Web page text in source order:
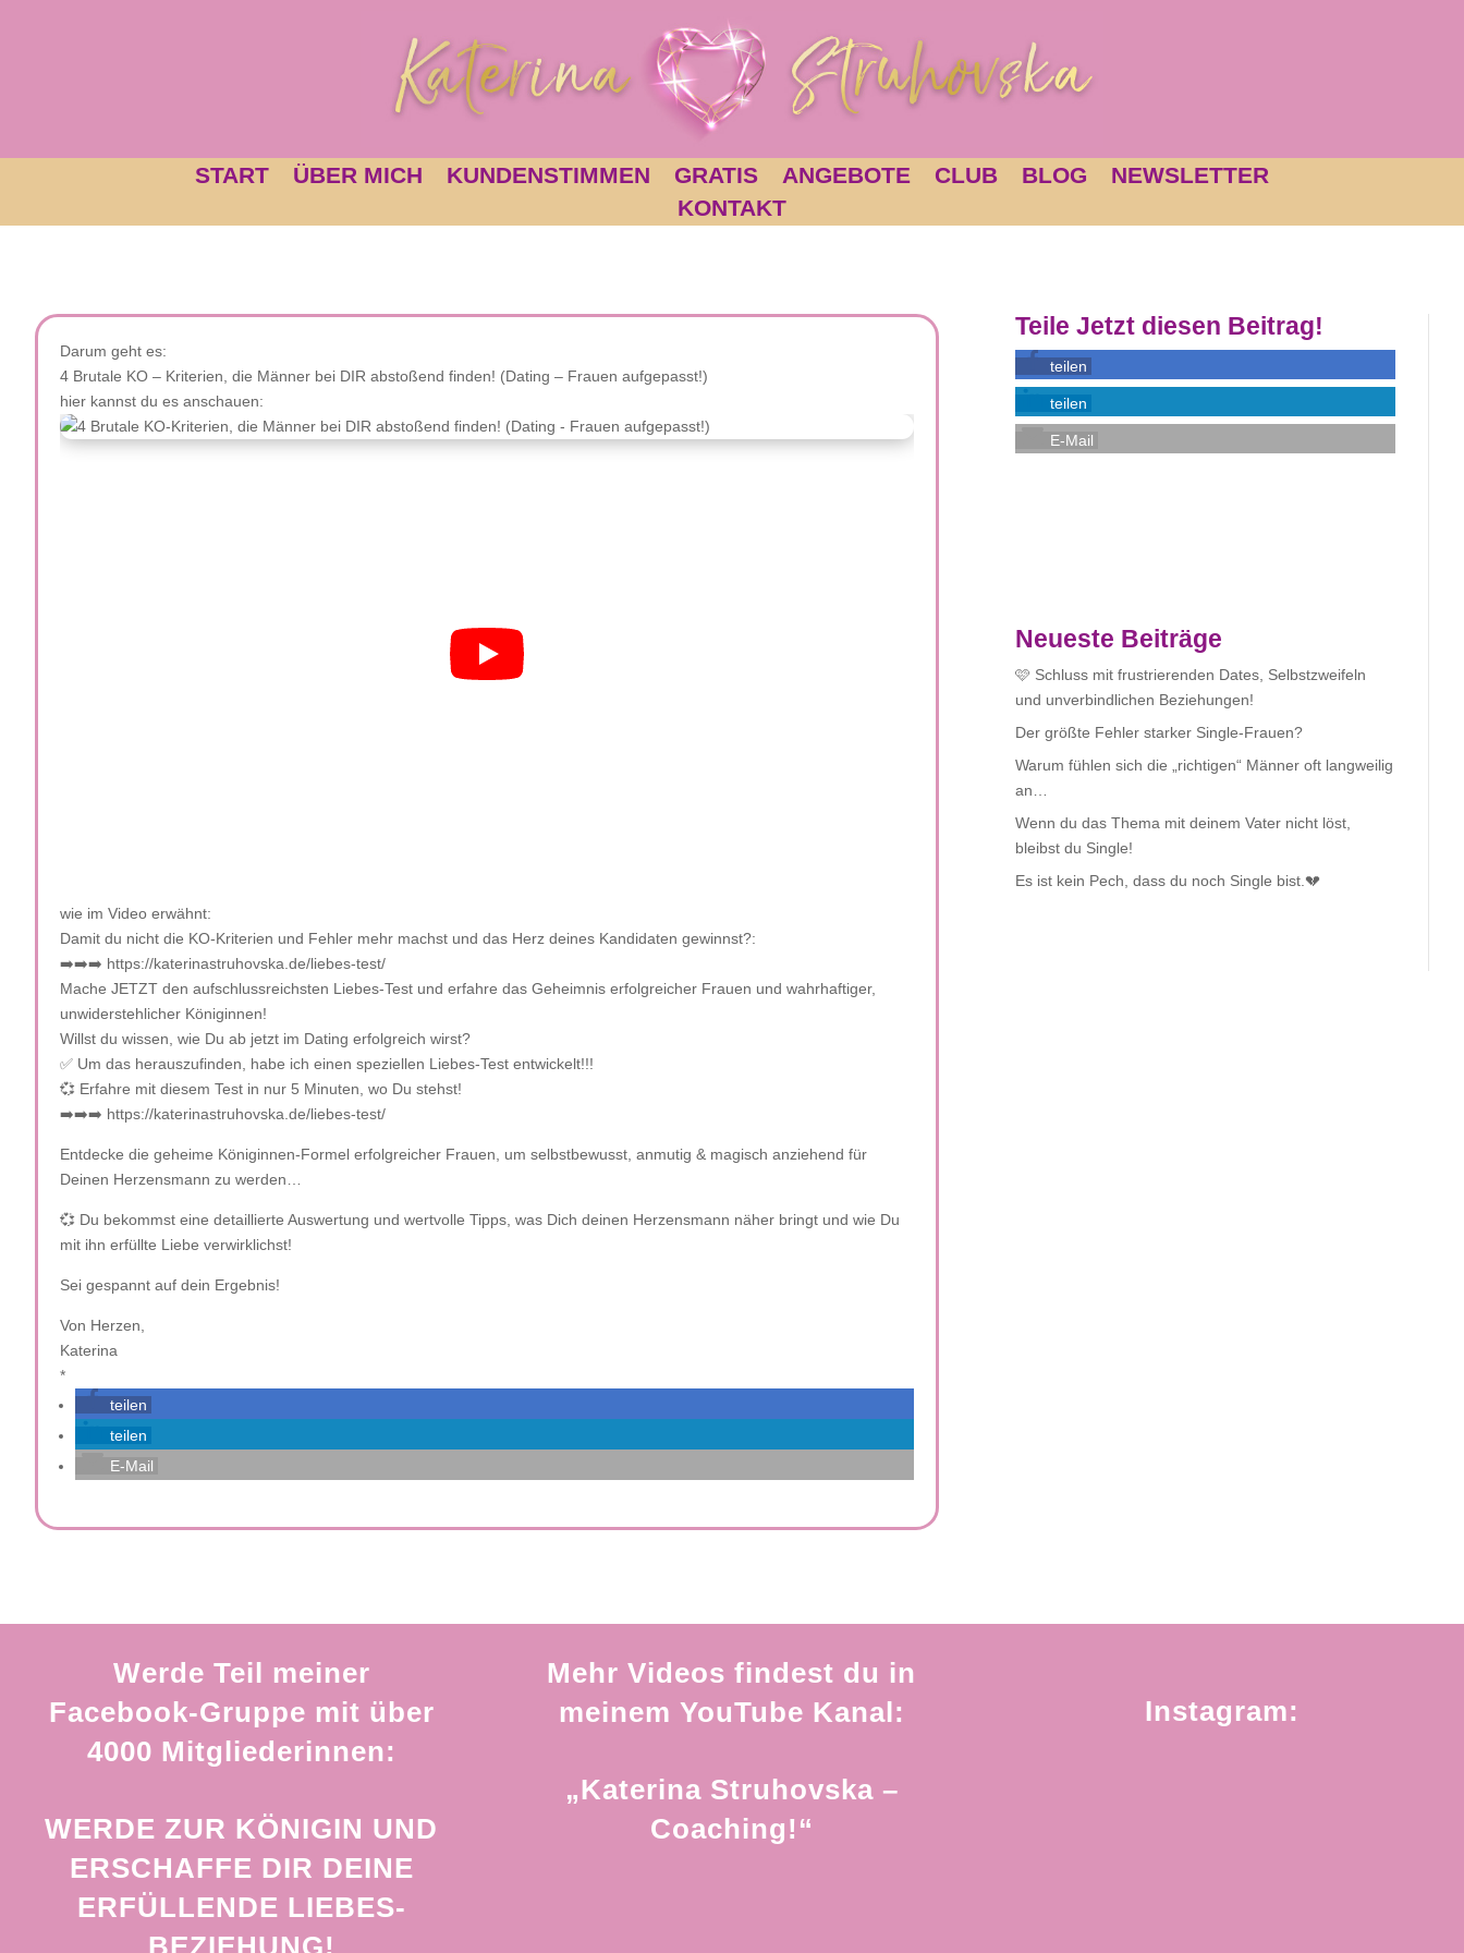
START ÜBER MICH KUNDENSTIMMEN GRATIS ANGEBOTE CLUB BLOG
NEWSLETTER
KONTAKT
Darum geht es:
4 Brutale KO – Kriterien, die Männer bei DIR abstoßend finden! (Dating – Frauen aufgepasst!)
hier kannst du es anschauen:
wie im Video erwähnt:
Damit du nicht die KO-Kriterien und Fehler mehr machst und das Herz deines Kandidaten gewinnst?:
➡️➡️➡️ https://katerinastruhovska.de/liebes-test/
Mache JETZT den aufschlussreichsten Liebes-Test und erfahre das Geheimnis erfolgreicher Frauen und wahrhaftiger,
unwiderstehlicher Königinnen!
Willst du wissen, wie Du ab jetzt im Dating erfolgreich wirst?
✅ Um das herauszufinden, habe ich einen speziellen Liebes-Test entwickelt!!!
💞 Erfahre mit diesem Test in nur 5 Minuten, wo Du stehst!
➡️➡️➡️ https://katerinastruhovska.de/liebes-test/
Entdecke die geheime Königinnen-Formel erfolgreicher Frauen, um selbstbewusst, anmutig & magisch anziehend für
Deinen Herzensmann zu werden…
💞 Du bekommst eine detaillierte Auswertung und wertvolle Tipps, was Dich deinen Herzensmann näher bringt und wie Du
mit ihn erfüllte Liebe verwirklichst!
Sei gespannt auf dein Ergebnis!
Von Herzen,
Katerina
*
teilen
teilen
E-Mail
Teile Jetzt diesen Beitrag!
teilen
teilen
E-Mail
Neueste Beiträge
🩷 Schluss mit frustrierenden Dates, Selbstzweifeln
und unverbindlichen Beziehungen!
Der größte Fehler starker Single-Frauen?
Warum fühlen sich die „richtigen“ Männer oft langweilig
an…
Wenn du das Thema mit deinem Vater nicht löst,
bleibst du Single!
Es ist kein Pech, dass du noch Single bist.💔
Werde Teil meiner
Facebook-Gruppe mit über
4000 Mitgliederinnen:
WERDE ZUR KÖNIGIN UND
ERSCHAFFE DIR DEINE
ERFÜLLENDE LIEBES-
BEZIEHUNG!
Mehr Videos findest du in
meinem YouTube Kanal:
„Katerina Struhovska –
Coaching!“
Instagram: